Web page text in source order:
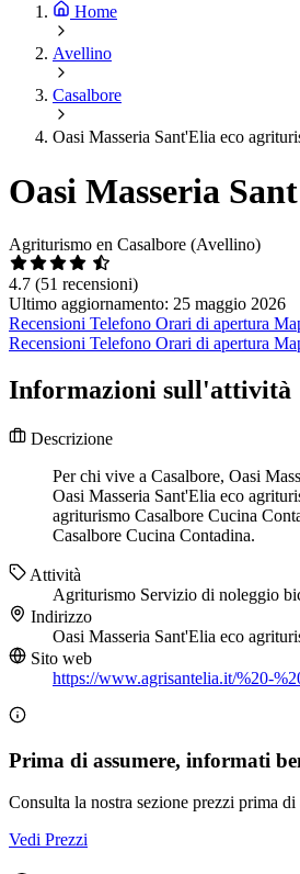
Home
Avellino
Casalbore
Oasi Masseria Sant'Elia eco
Oasi Masseria
Agriturismo en Casalbore (Avellino)
4.7 (51 recensioni)
Ultimo aggiornamento: 25 maggio 2026
Recensioni Telefono Orari di apertura
Recensioni Telefono Orari di apertura
Informazioni sull'attività
Descrizione
Per chi vive a Casalbore, Oasi
Oasi Masseria Sant'Elia eco
agriturismo Casalbore Cucina
Casalbore Cucina Contadina.
Attività
Agriturismo Servizio di noleggio
Indirizzo
Oasi Masseria Sant'Elia eco
Sito web
https://www.agrisantelia.it/%20-
Prima di assumere, informati
Consulta la nostra sezione prezzi prima di
Vedi Prezzi